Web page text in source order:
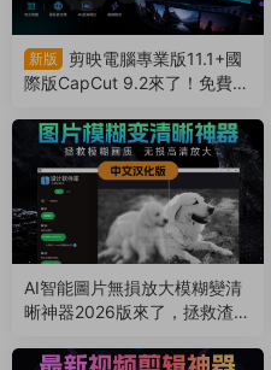
新版
剪映電腦專業版11.1+國
際版CapCut 9.2來了！免費導
通（260804）
AI智能圖片無損放大模糊變清
晰神器2026版來了，拯救渣畫
802）